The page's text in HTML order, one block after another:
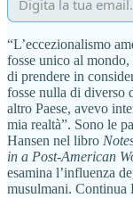
“L’eccezionalismo
fosse unico al
di prendere in
fosse nulla di diverso
altro Paese, avevo
mia realtà”. Sono le
Hansen nel libro
in a Post-American
esamina l’influenza
musulmani. Continua